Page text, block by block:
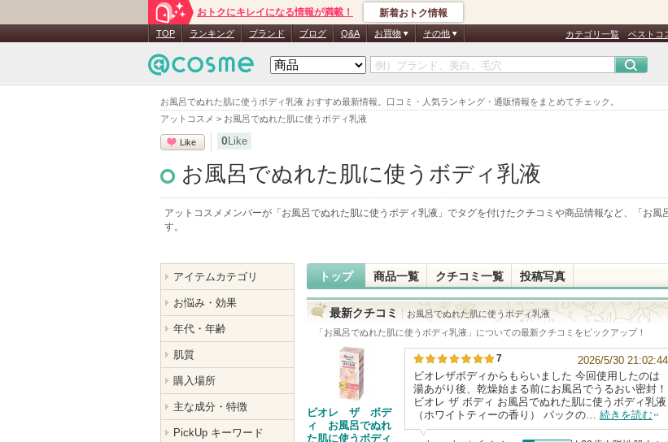
お風呂でぬれた肌に使うボディ乳液 おすすめ最新情報。口コミ・人気ランキング・通販情報をまとめてチェック。
アットコスメ > お風呂でぬれた肌に使うボディ乳液
おトクにキレイになる情報が満載！ 新着おトク情報
TOP ランキング ブランド ブログ Q&A お買物 その他 カテゴリ一覧 ベストコ
Like 0Like
お風呂でぬれた肌に使うボディ乳液
アットコスメメンバーが「 お風呂でぬれた肌に使うボディ乳液 」でタグを付けたクチコミや商品情報など、「 お風
す。
トップ 商品一覧 クチコミ一覧 投稿写真
最新クチコミ
お風呂でぬれた肌に使うボディ乳液
「お風呂でぬれた肌に使うボディ乳液 」についての最新クチコミをピックアップ！
ビオレ ザ ボデ
ィ お風呂でぬれ
た肌に使うボディ
7
2026/5/30 21:02:44
ビオレザボディからもらいました 今回使用したのは
湯あがり後、乾燥始まる前にお風呂でうるおい密封！
ビオレ ザ ボディ お風呂でぬれた肌に使うボディ乳液
（ホワイトティーの香り） パックの… 続きを読む
アイテムカテゴリ
お悩み・効果
年代・年齢
肌質
購入場所
主な成分・特徴
PickUp キーワード